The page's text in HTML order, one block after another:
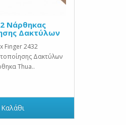
Νάρθηκας
Δακτύλων
Finger 2432
Δακτύλων
Thua..
Καλάθι